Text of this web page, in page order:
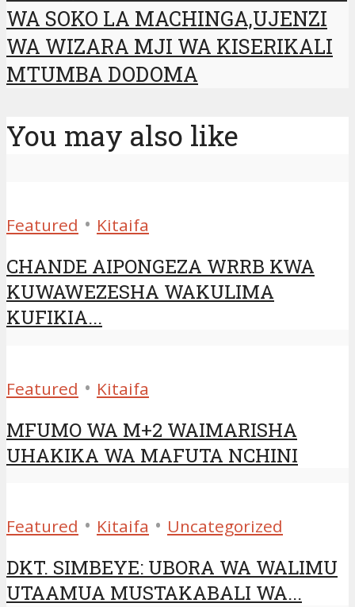
WA SOKO LA MACHINGA,UJENZI
WA WIZARA MJI WA KISERIKALI
MTUMBA DODOMA
You may also like
Featured • Kitaifa
CHANDE AIPONGEZA WRRB KWA
KUWAWEZESHA WAKULIMA
KUFIKIA...
Featured • Kitaifa
MFUMO WA M+2 WAIMARISHA
UHAKIKA WA MAFUTA NCHINI
Featured • Kitaifa • Uncategorized
DKT. SIMBEYE: UBORA WA WALIMU
UTAAMUA MUSTAKABALI WA...